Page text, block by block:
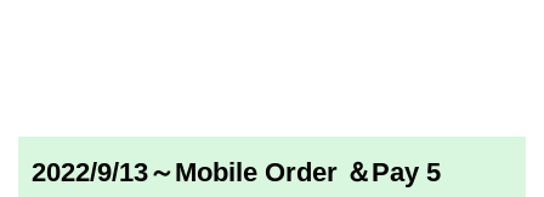
2022/9/13～Mobile Order ＆Pay 5